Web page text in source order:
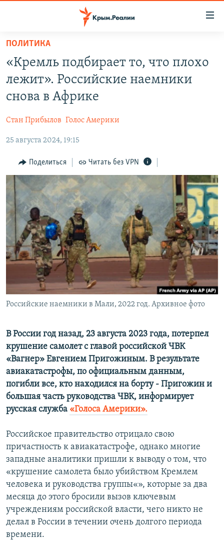
Вернуться
основному
содержанию
главной
навигации
Вернутся
поиску
СПЕЦПРОЕКТЫ
11 ЛЕТ ОККУПАЦИИ КРЫМА. 11 ИСТОРИЙ СОПРОТИВЛЕНИЯ
ЕЩЕ
ИНТЕРАКТИВ
ИНФОГРАФИКА
ТЕЛЕПРОЕКТ КРЫМ.РЕАЛИИ
СОВЕТЫ ПРАВОЗАЩИТНИКОВ
ПРОПАВШИЕ БЕЗ ВЕСТИ
ПОБЕДИТЕЛЕЙ НЕ СУДЯТ?
КРЫМ.НЕПОКОРЕННЫЙ
ELIFBE
УКРАИНСКАЯ ПРОБЛЕМА КРЫМА
РАДІО СВОБОДА
КАК ОБОЙТИ БЛОКИРОВКУ
Українською
Qırımtatar
ПРИСОЕДИНЯЙТЕСЬ!
Все сайты RFE/RL
ПОЛИТИКА
«Кремль подбирает то, что плохо
лежит». Российские наемники
снова в Африке
Стан Прибылов Голос Америки
25 августа 2024, 19:15
Поделиться Читать без VPN
Российские наемники в Мали, 2022 год. Архивное фото
В России год назад, 23 августа 2023 года, потерпел
крушение самолет с главой российской ЧВК
«Вагнер» Евгением Пригожиным. В результате
авиакатастрофы, по официальным данным,
погибли все, кто находился на борту - Пригожин и
большая часть руководства ЧВК, информирует
русская служба «Голоса Америки».
Российское правительство отрицало свою
причастность к авиакатастрофе, однако многие
западные аналитики пришли к выводу о том, что
«крушение самолета было убийством Кремлем
человека и руководства группы«», которые за два
месяца до этого бросили вызов ключевым
учреждениям российской власти, чего никто не
делал в России в течении очень долгого периода
времени.